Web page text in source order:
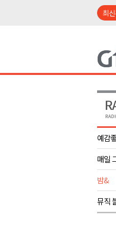
최
예감
매일
밤&
뮤직